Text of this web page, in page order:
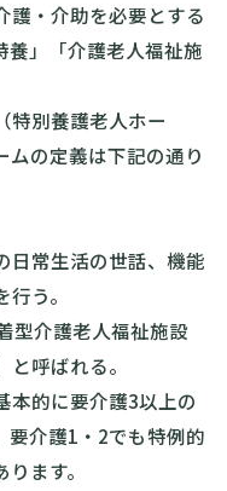
護・介助を必要とする
養」「介護老人福祉施
特別養護老人ホー
ムの定義は下記の通り
日常生活の世話、機能
う。
型介護老人福祉施設
呼ばれる。
本的に要介護3以上の
要介護1・2でも特例的
ます。